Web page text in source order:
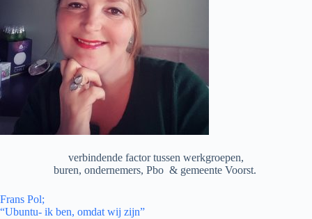
verbindende factor tussen werkgroepen,
buren, ondernemers, Pbo & gemeente Voorst.
Frans Pol;
“Ubuntu- ik ben, omdat wij zijn”